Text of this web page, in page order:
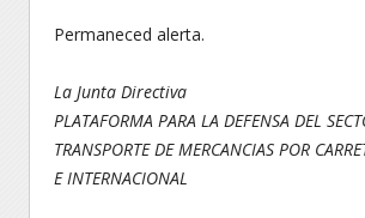
Permaneced alerta.
La Junta Directiva
PLATAFORMA PARA LA DEFENSA DEL
TRANSPORTE DE MERCANCIAS POR
E INTERNACIONAL